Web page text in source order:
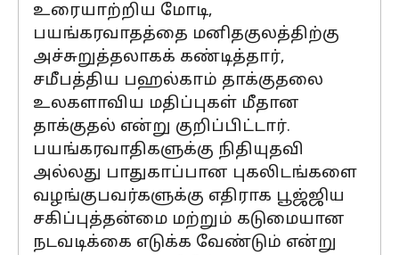
உரையாற்றிய மோடி,
பயங்கரவாதத்தை மனிதகுலத்திற்கு
அச்சுறுத்தலாகக் கண்டித்தார்,
சமீபத்திய பஹல்காம் தாக்குதலை
உலகளாவிய மதிப்புகள் மீதான
தாக்குதல் என்று குறிப்பிட்டார்.
பயங்கரவாதிகளுக்கு நிதியுதவி
அல்லது பாதுகாப்பான புகலிடங்களை
வழங்குபவர்களுக்கு எதிராக பூஜ்ஜிய
சகிப்புத்தன்மை மற்றும் கடுமையான
நடவடிக்கை எடுக்க வேண்டும் என்று